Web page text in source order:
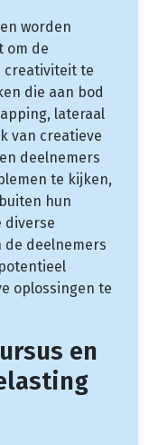
worden
om de
creativiteit te
die aan bod
lateraal
van creatieve
deelnemers
te kijken,
hun
diverse
deelnemers
oplossingen te
en